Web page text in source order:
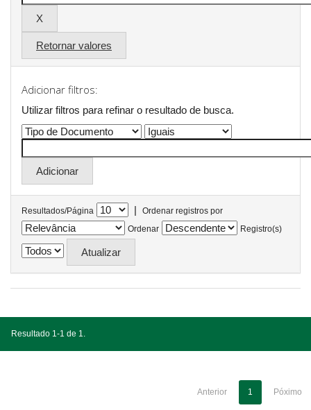
Retornar valores
Adicionar filtros:
Utilizar filtros para refinar o resultado de busca.
Resultados/Página |
Ordenar registros por
Ordenar
Registro(s)
Resultado 1-1 de 1.
Anterior 1 Póximo